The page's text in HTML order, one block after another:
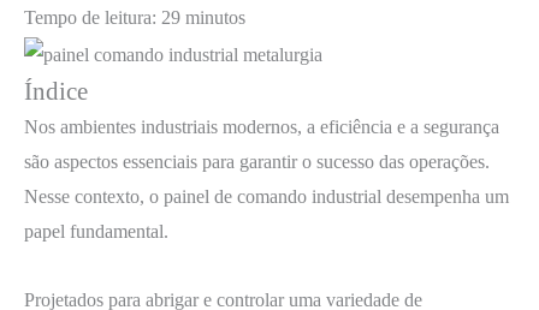
Tempo de leitura: 29 minutos
Índice
Nos ambientes industriais modernos, a eficiência e a segurança
são aspectos essenciais para garantir o sucesso das operações.
Nesse contexto, o painel de comando industrial desempenha um
papel fundamental.
Projetados para abrigar e controlar uma variedade de